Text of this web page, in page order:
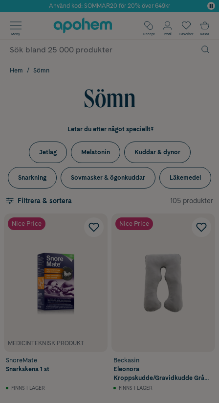
Årets Butik 2025 inom Skönhet
Använd kod: SOMMAR20 för 20% över 649kr
✓ Fri frakt
✓ Poäng på alla köp*
Meny Recept Profil Favoriter Kassa
Hem Sömn
Sömn
Letar du efter något speciellt?
Jetlag Melatonin Kuddar & dynor
Snarkning Sovmasker & ögonkuddar Läkemedel
Filtrera & sortera 105 produkter
Nice Price
MEDICINTEKNISK PRODUKT
SnoreMate
Snarkskena 1 st
FINNS I LAGER
Nice Price
Beckasin
Eleonora
Kroppskudde/Gravidkudde Grå
Bomullssatin PRO 96 x 152 cm 1st
FINNS I LAGER